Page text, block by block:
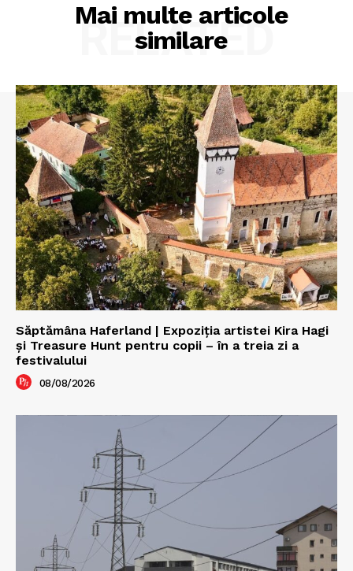
Mai multe articole
similare
RELATED
Săptămâna Haferland | Expoziţia artistei Kira Hagi
şi Treasure Hunt pentru copii – în a treia zi a
festivalului
08/08/2026